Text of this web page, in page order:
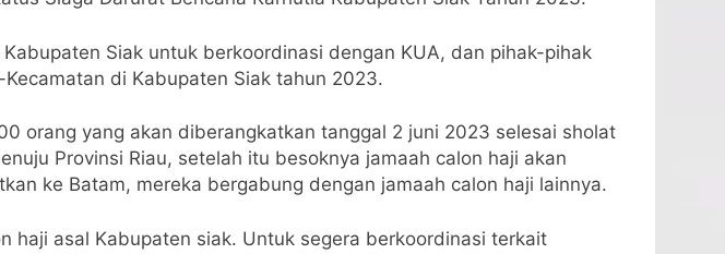
Siak untuk berkoordinasi dengan KUA, dan pihak-pihak
di Kabupaten Siak tahun 2023.
orang yang akan diberangkatkan tanggal 2 juni 2023 selesai sholat
Provinsi Riau, setelah itu besoknya jamaah calon haji akan
ke Batam, mereka bergabung dengan jamaah calon haji lainnya.
haji asal Kabupaten siak. Untuk segera berkoordinasi terkait